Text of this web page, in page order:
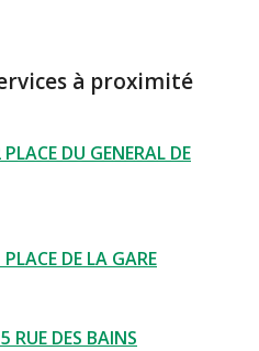
à proximité
DU GENERAL DE
DE LA GARE
DES BAINS